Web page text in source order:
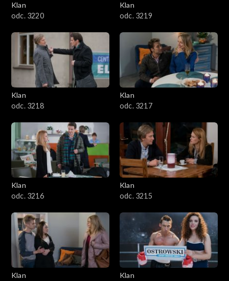
Klan
odc. 3220
Klan
odc. 3219
Klan
odc. 3218
Klan
odc. 3217
Klan
odc. 3216
Klan
odc. 3215
Klan
Klan